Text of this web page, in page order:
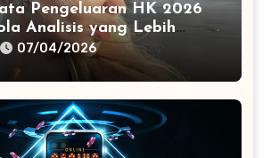
Pengeluaran HK 2026
Analisis yang Lebih
07/04/2026